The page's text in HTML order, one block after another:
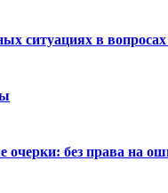
ситуациях в вопросах
очерки: без права на